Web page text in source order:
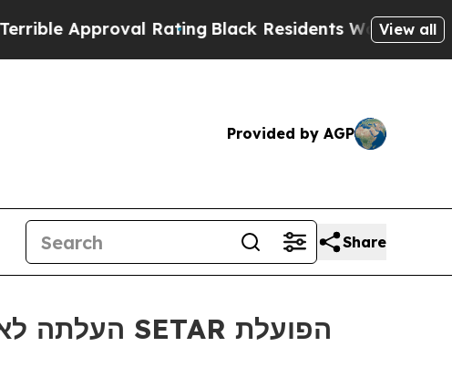
Approval Rating Black Residents Warned ofView all
Provided by AGP
Share